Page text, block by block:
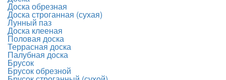
Доска обрезная
Доска строганная (сухая)
Лунный паз
Доска клееная
Половая доска
Террасная доска
Палубная доска
Брусок
Брусок обрезной